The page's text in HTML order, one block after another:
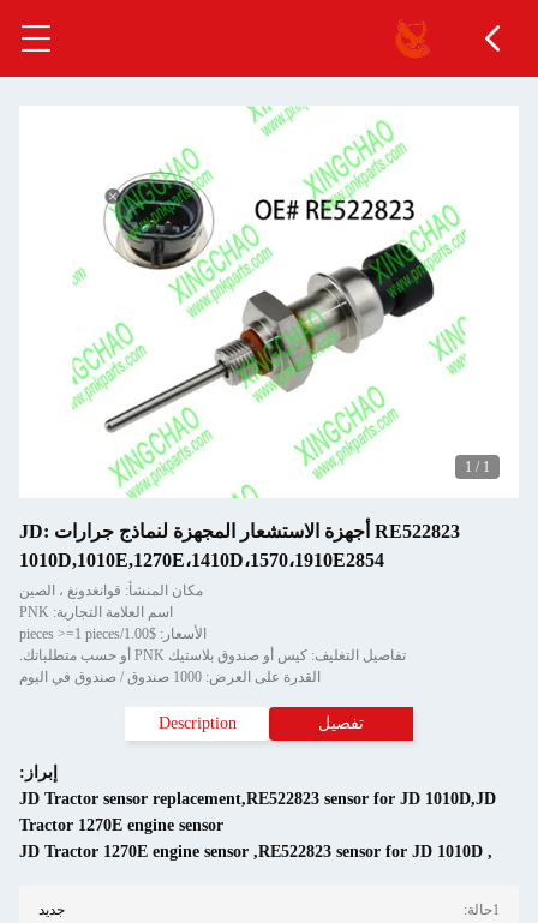
1
/
1
RE522823 أجهزة الاستشعار المجهزة لنماذج جرارات JD:
1010D,1010E,1270E،1410D،1570،1910E2854
مكان المنشأ: قوانغدونغ ، الصين
اسم العلامة التجارية: PNK
الأسعار: $1.00/pieces >=1 pieces
تفاصيل التغليف: كيس أو صندوق بلاستيك PNK أو حسب متطلباتك.
القدرة على العرض: 1000 صندوق / صندوق في اليوم
تفصيل Description
إبراز:
JD Tractor sensor replacement,RE522823 sensor for JD 1010D,JD
Tractor 1270E engine sensor
,
RE522823 sensor for JD 1010D
,
JD Tractor 1270E engine sensor
1حالة: جديد